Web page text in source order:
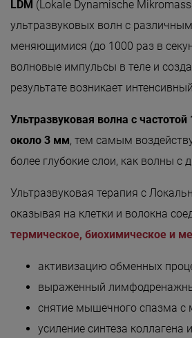
LDM (Lokale Dynamische
ультразвуковых волн с
меняющимися (до 1000 раз в
волновые импульсы в теле и
результате возникает
Ультразвуковая волна с
около 3 мм, тем самым
более глубокие слои, как волны с
Ультразвуковая терапия с
оказывая на клетки и волокна
термическое, биохимическое и
активизацию обменных
выраженный
снятие мышечного спазма
усиление синтеза коллагена
«Detoxygene»
«Beauty-ассорти»
«Леди Совершенство»
«Коруги»
«Секрет Красоты»
«Гармония»
«Only for Men»
«Mirific»
«Мануальная терапия»
«Здоровая спина»
Безмятежность»